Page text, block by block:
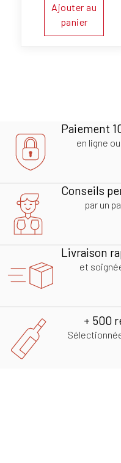
Ajouter au
panier
Paiement
en ligne
Conseils
par un
Livraison
et
+ 500